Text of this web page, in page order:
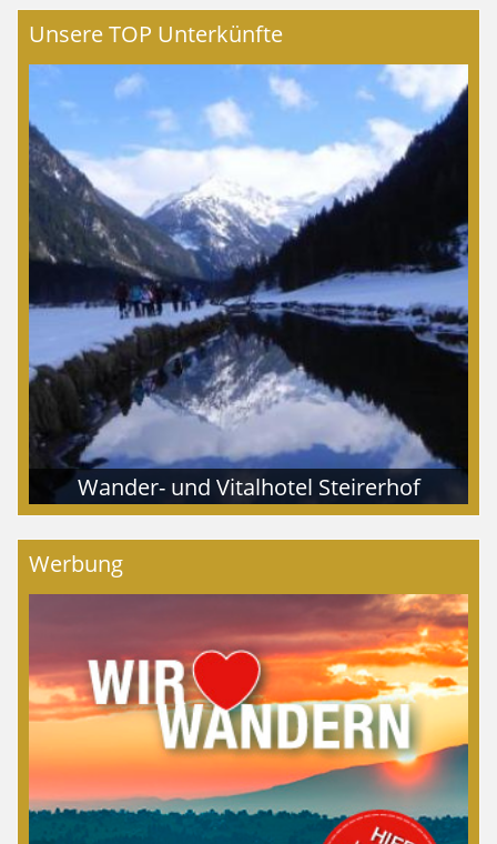
Unsere TOP Unterkünfte
Wander- und Vitalhotel Steirerhof
Werbung